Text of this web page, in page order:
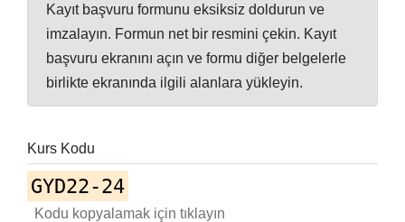
Kayıt başvuru formunu eksiksiz doldurun ve
imzalayın. Formun net bir resmini çekin. Kayıt
başvuru ekranını açın ve formu diğer belgelerle
birlikte ekranında ilgili alanlara yükleyin.
Kurs Kodu
GYD22-24
Kodu kopyalamak için tıklayın